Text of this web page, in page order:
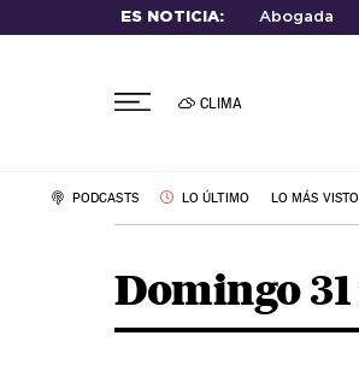
ES NOTICIA: Abogada
CLIMA
PODCASTS LO ÚLTIMO LO MÁS VISTO
Domingo